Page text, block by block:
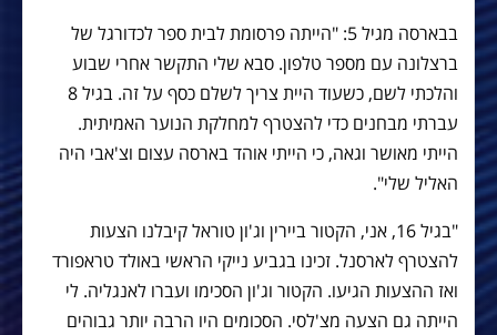
בבארסה מגיל 5: "הייתה פרסומת לבית ספר לכדורגל של
ברצלונה עם מספר טלפון. סבא שלי התקשר אחרי שבוע
והלכתי לשם, כשעוד היית צריך לשלם כסף על זה. בגיל 8
עברתי מבחנים כדי להצטרף למחלקת הנוער האמיתית.
הייתי מאושר וגאה, כי הייתי אוהד בארסה עצום וצ'אבי היה
האליל שלי".
"בגיל 16, אני, הקטור ביירין וג'ון טוראל קיבלנו הצעות
להצטרף לארסנל. זכינו בגביע נייקי הראשי באולד טראפורד
ואז ההצעות הגיעו. הקטור וג'ון הסכימו ועברו לאנגליה. לי
הייתה גם הצעה מצ'לסי. הסכומים היו הרבה יותר גבוהים